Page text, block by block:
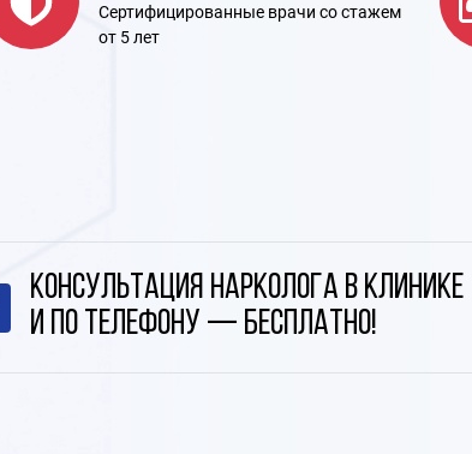
Сертифицированные врачи со стажем
от 5 лет
Консультация нарколога в клинике
и по телефону — бесплатно!